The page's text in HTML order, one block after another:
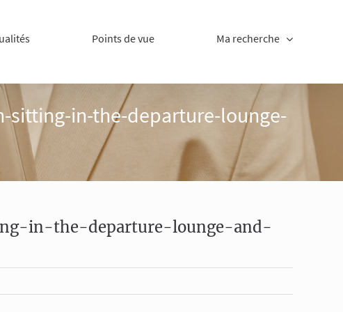
Points de vue Ma recherche
sitting-in-the-departure-lounge-
in-the-departure-lounge-and-